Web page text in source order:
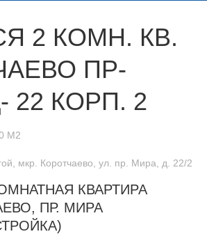
2 КОМН. КВ.
ПР-
22 КОРП. 2
М2
мкр. Коротчаево, ул. пр. Мира, д. 22/2
КВАРТИРА
ПР. МИРА